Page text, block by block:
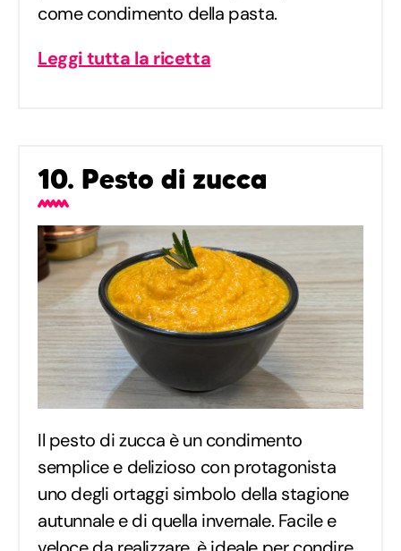
come condimento della pasta.
Leggi tutta la ricetta
10. Pesto di zucca
Il pesto di zucca è un condimento
semplice e delizioso con protagonista
uno degli ortaggi simbolo della stagione
autunnale e di quella invernale. Facile e